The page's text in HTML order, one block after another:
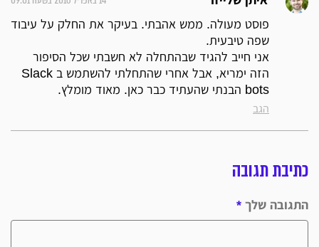
פוסט מעולה. ממש אהבתי. בעיקר את החלק על עיבוד
שפה טיבעית.
אני חייב להגיד שבהתחלה לא חשבתי שכל הסיפור
הזה ימריא, אבל אחרי שהתחלתי להשתמש ב Slack
bots הבנתי שהעתיד כבר כאן. מאוד מומלץ.
הגב
כתיבת תגובה
התגובה שלך *